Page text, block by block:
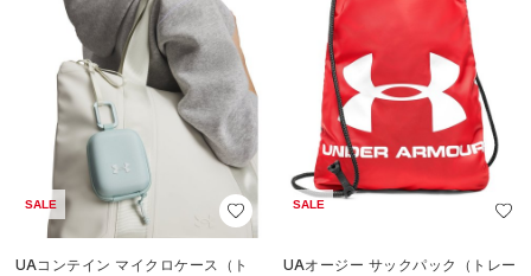
SALE
UAコンテイン マイクロケース（ト
SALE
UAオージー サックパック（トレー